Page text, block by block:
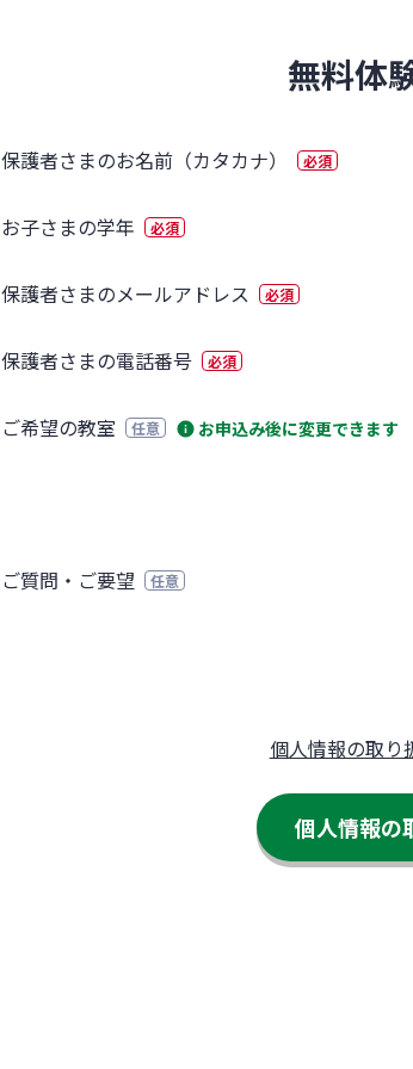
無料体
保護者さまのお名前（カタカナ） 必須
お子さまの学年 必須
保護者さまのメールアドレス 必須
保護者さまの電話番号 必須
ご希望の教室 任意 お申込み後に変更できます
ご質問・ご要望 任意
個人情報の取り
個人情報の